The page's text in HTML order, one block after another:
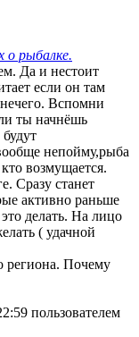
рыбалке.
Да и нестоит
если он там
Вспомни
ты начнёшь
непойму,рыба
возмущается.
Сразу станет
активно раньше
делать. На лицо
( удачной
региона. Почему
пользователем